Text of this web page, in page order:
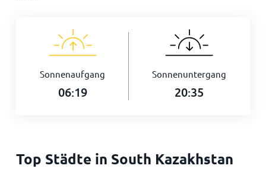
Sonnenaufgang
06:19
Sonnenuntergang
20:35
Top Städte in South Kazakhstan